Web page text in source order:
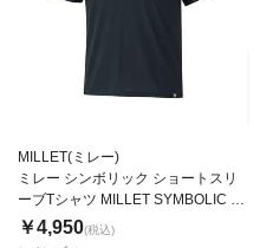
MILLET(ミレー)
ミレー シンボリック ショートスリ
ーブTシャツ MILLET SYMBOLIC TS
SS
￥4,950(税込)